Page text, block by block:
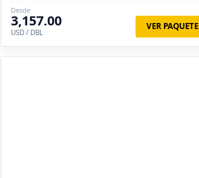
Desde
3,157.00
USD / DBL
VER PAQUETE